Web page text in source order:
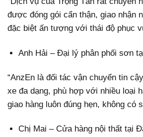
được đóng gói cẩn thận, giao nhận
đặc biệt ấn tượng với thái độ phục
Anh Hải – Đại lý phân phối sơn
“AnzEn là đối tác vận chuyển tin
xe đa dạng, phù hợp với nhiều loại
giao hàng luôn đúng hẹn, không có
Chị Mai – Cửa hàng nội thất tại